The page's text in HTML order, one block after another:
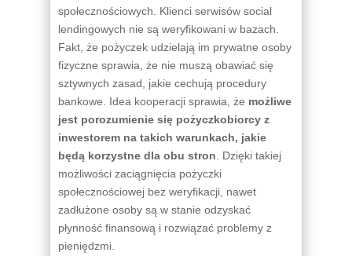
społecznościowych. Klienci serwisów social
lendingowych nie są weryfikowani w bazach.
Fakt, że pożyczek udzielają im prywatne osoby
fizyczne sprawia, że nie muszą obawiać się
sztywnych zasad, jakie cechują procedury
bankowe. Idea kooperacji sprawia, że możliwe
jest porozumienie się pożyczkobiorcy z
inwestorem na takich warunkach, jakie
będą korzystne dla obu stron . Dzięki takiej
możliwości zaciągnięcia pożyczki
społecznościowej bez weryfikacji, nawet
zadłużone osoby są w stanie odzyskać
płynność finansową i rozwiązać problemy z
pieniędzmi.